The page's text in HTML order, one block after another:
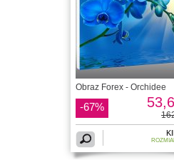
Obraz Forex - Orchidee
-67%